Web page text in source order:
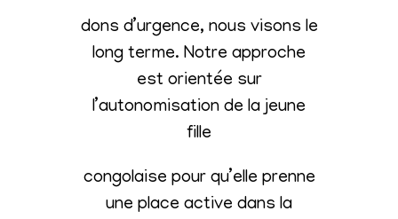
dons d’urgence, nous visons le
long terme. Notre approche
est orientée sur
l’autonomisation de la jeune
fille
congolaise pour qu’elle prenne
une place active dans la